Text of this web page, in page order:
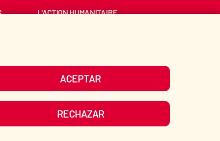
ACEPTAR
RECHAZAR
L'ACTION HUMANITAIRE
RÉSEAUX SOCIAUX